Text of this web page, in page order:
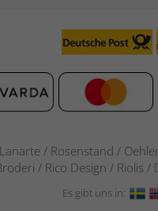
/ Rosenstand /
/ Rico Design /
Es gibt uns in: